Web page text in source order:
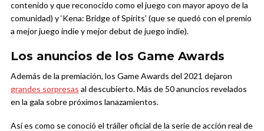
contenido y que reconocido como el juego con mayor apoyo de la
comunidad) y ‘Kena: Bridge of Spirits’ (que se quedó con el premio
a mejor juego indie y mejor debut de juego indie).
Los anuncios de los Game Awards
Además de la premiación, los Game Awards del 2021 dejaron
grandes sorpresas al descubierto. Más de 50 anuncios revelados
en la gala sobre próximos lanazamientos.
Así es como se conoció el tráiler oficial de la serie de acción real de